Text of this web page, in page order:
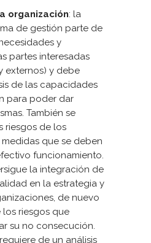
organización: la
de gestión parte de
y
partes interesadas
externos) y debe
de las capacidades
para poder dar
También se
riesgos de los
que se deben
funcionamiento.
la integración de
en la estrategia y
de nuevo
los riesgos que
su no consecución.
de un análisis